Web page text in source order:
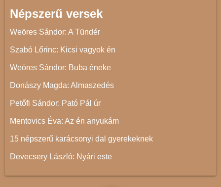
Népszerű versek
Weöres Sándor: A Tündér
Szabó Lőrinc: Kicsi vagyok én
Weöres Sándor: Buba éneke
Donászy Magda: Almaszedés
Petőfi Sándor: Pató Pál úr
Mentovics Éva: Az én anyukám
15 népszerű karácsonyi dal gyerekeknek
Devecsery László: Nyári este